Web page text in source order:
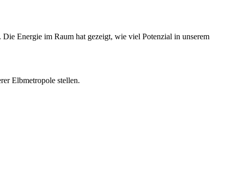
Energie im Raum hat gezeigt, wie viel Potenzial in unserem
Elbmetropole stellen.